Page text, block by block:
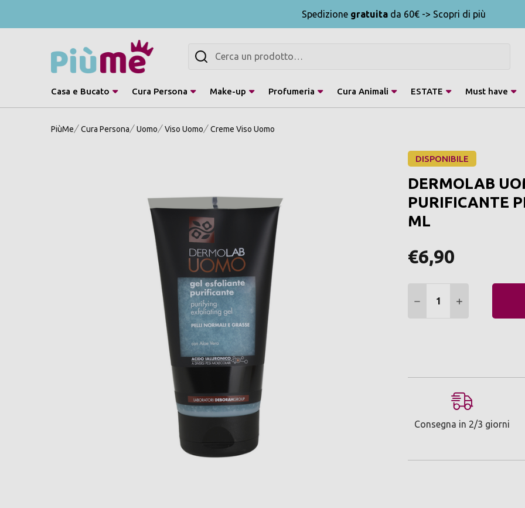
Spedizione gratuita da 60€ -> Scopri di più
Cerca
Casa e Bucato Cura Persona Make-up Profumeria Cura Animali ESTATE Must have
PiùMe Cura Persona Uomo Viso Uomo Creme Viso Uomo
DISPONIBILE
DERMOLAB
PURIFICANTE
ML
€6,90
DIMINUIRE QUANTITÀ:
AUMENTARE
Consegna in 2/3 giorni